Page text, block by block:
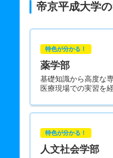
帝京平成大学
特色が分かる！
薬学部
基礎知識から高度な
医療現場での実習を
特色が分かる！
人文社会学部